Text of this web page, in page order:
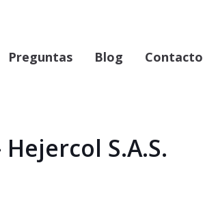
Preguntas Blog Contacto
S.A.S.